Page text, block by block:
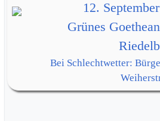
12.
Grünes
Bei Schlechtwetter: